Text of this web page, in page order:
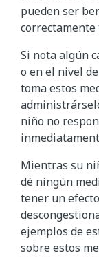
pueden ser
Si nota algún
o en el nivel
toma estos
niño no
Mientras su
dé ningún
tener un
ejemplos de
sobre estos